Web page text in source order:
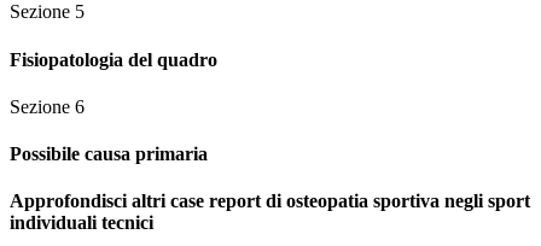
Sezione 5
Fisiopatologia del quadro
Sezione 6
Possibile causa primaria
Approfondisci altri case report di osteopatia sportiva negli sport
individuali tecnici